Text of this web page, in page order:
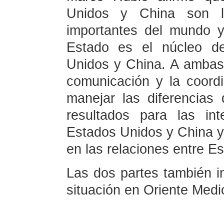
Unidos y China son
importantes del mundo
Estado es el núcleo
Unidos y China. A
comunicación y la
manejar las diferencias
resultados para las
Estados Unidos y China
en las relaciones entre
Las dos partes también
situación en Oriente